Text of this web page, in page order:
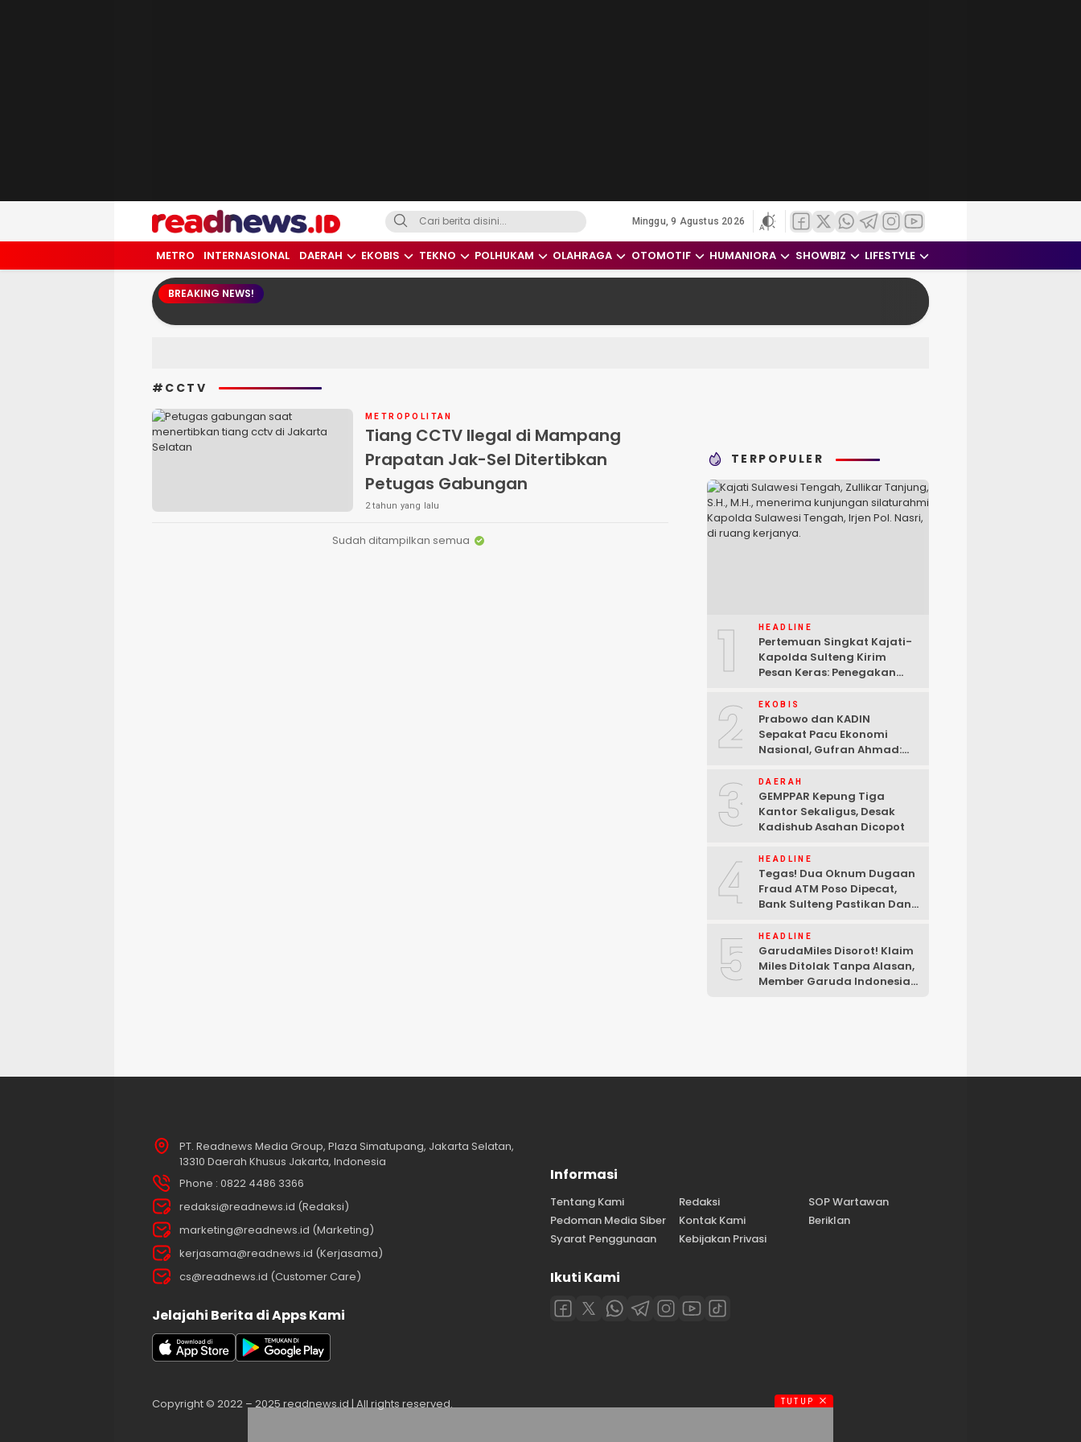
readnews.id
Berita Terkini, Update Terbaru Hari ini dari Indonesia dan Dunia
Minggu, 9 Agustus 2026
METRO INTERNASIONAL DAERAH EKOBIS TEKNO POLHUKAM OLAHRAGA OTOMOTIF HUMANIORA SHOWBIZ LIFESTYLE
BREAKING NEWS!
#CCTV
METROPOLITAN
Tiang CCTV Ilegal di Mampang
Prapatan Jak-Sel Ditertibkan
Petugas Gabungan
2 tahun yang lalu
Sudah ditampilkan semua
TERPOPULER
1 HEADLINE
Pertemuan Singkat Kajati-
Kapolda Sulteng Kirim
Pesan Keras: Penegakan
2 EKOBIS
Prabowo dan KADIN
Sepakat Pacu Ekonomi
Nasional, Gufran Ahmad:
3 DAERAH
GEMPPAR Kepung Tiga
Kantor Sekaligus, Desak
Kadishub Asahan Dicopot
4 HEADLINE
Tegas! Dua Oknum Dugaan
Fraud ATM Poso Dipecat,
Bank Sulteng Pastikan Dana
5 HEADLINE
GarudaMiles Disorot! Klaim
Miles Ditolak Tanpa Alasan,
Member Garuda Indonesia
PT. Readnews Media Group, Plaza Simatupang, Jakarta Selatan,
13310 Daerah Khusus Jakarta, Indonesia
Phone : 0822 4486 3366
redaksi@readnews.id (Redaksi)
marketing@readnews.id (Marketing)
kerjasama@readnews.id (Kerjasama)
cs@readnews.id (Customer Care)
Jelajahi Berita di Apps Kami
Informasi
Tentang Kami Redaksi
SOP Wartawan
Pedoman Media Siber
Kontak Kami
Beriklan
Syarat Penggunaan
Kebijakan Privasi
Ikuti Kami
Copyright © 2022 – 2025 readnews.id | All rights reserved. TUTUP